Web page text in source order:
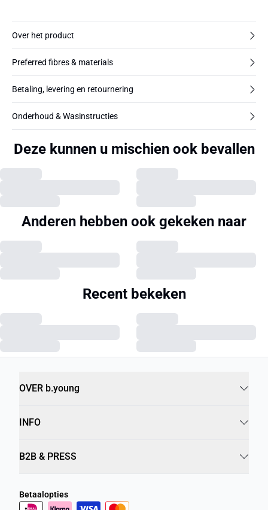
Over het product
Preferred fibres & materials
Betaling, levering en retournering
Onderhoud & Wasinstructies
Deze kunnen u mischien ook bevallen
Anderen hebben ook gekeken naar
Recent bekeken
OVER b.young
INFO
B2B & PRESS
Betaalopties